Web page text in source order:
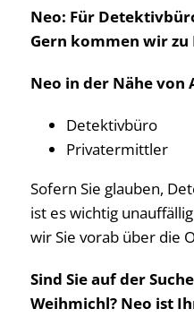
Neo: Für
Gern kommen wir
Neo in der Nähe von
Detektivbüro
Privatermittler
Sofern Sie glauben,
ist es wichtig
wir Sie vorab über die
Sind Sie auf der
Weihmichl? Neo ist